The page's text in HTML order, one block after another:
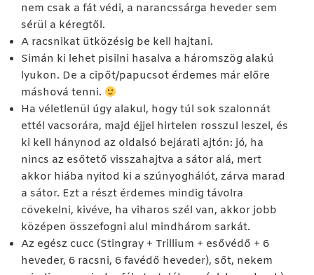
nem csak a fát védi, a narancssárga heveder sem
sérül a kéregtől.
A racsnikat ütközésig be kell hajtani.
Simán ki lehet pisilni hasalva a háromszög alakú
lyukon. De a cipőt/papucsot érdemes már előre
máshová tenni.
Ha véletlenül úgy alakul, hogy túl sok szalonnát
ettél vacsorára, majd éjjel hirtelen rosszul leszel, és
ki kell hánynod az oldalsó bejárati ajtón: jó, ha
nincs az esőtető visszahajtva a sátor alá, mert
akkor hiába nyitod ki a szúnyoghálót, zárva marad
a sátor. Ezt a részt érdemes mindig távolra
cövekelni, kivéve, ha viharos szél van, akkor jobb
középen összefogni alul mindhárom sarkát.
Az egész cucc (Stingray + Trillium + esővédő + 6
heveder, 6 racsni, 6 favédő heveder), sőt, nekem